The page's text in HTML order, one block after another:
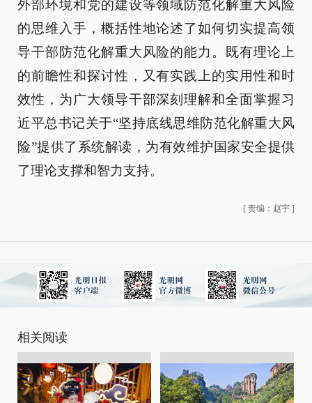
外部环境和党的建设等领域防范化解重大风险
的思维入手，概括性地论述了如何切实提高领
导干部防范化解重大风险的能力。既有理论上
的前瞻性和探讨性，又有实践上的实用性和时
效性，为广大领导干部深刻理解和全面掌握习
近平总书记关于“坚持底线思维防范化解重大风
险”提供了系统解读，为有效维护国家安全提供
了理论支撑和智力支持。
[ 责编：赵宇 ]
相关阅读